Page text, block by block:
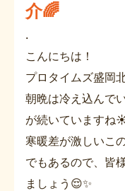
介🌈
.
こんにちは！
プロタイムズ盛岡
朝晩は冷え込んで
が続いていますね
寒暖差が激しいこ
でもあるので、皆
ましょう😌✨